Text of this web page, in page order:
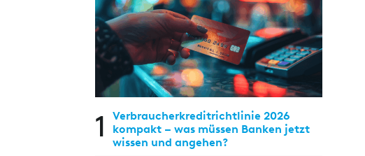
1
Verbraucherkreditrichtlinie 2026
kompakt – was müssen Banken jetzt
wissen und angehen?